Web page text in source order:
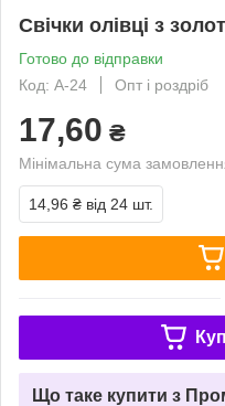
Свічки олівці з
Готово до відправки
Код: A-24
Опт і роздріб
17,60 ₴
Мінімальна сума
14,96 ₴ від 24 шт.
Що таке купити з